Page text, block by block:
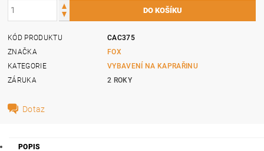
KÓD PRODUKTU
CAC375
ZNAČKA
FOX
KATEGORIE
VYBAVENÍ NA KAPRAŘINU
ZÁRUKA
2 ROKY
Dotaz
POPIS